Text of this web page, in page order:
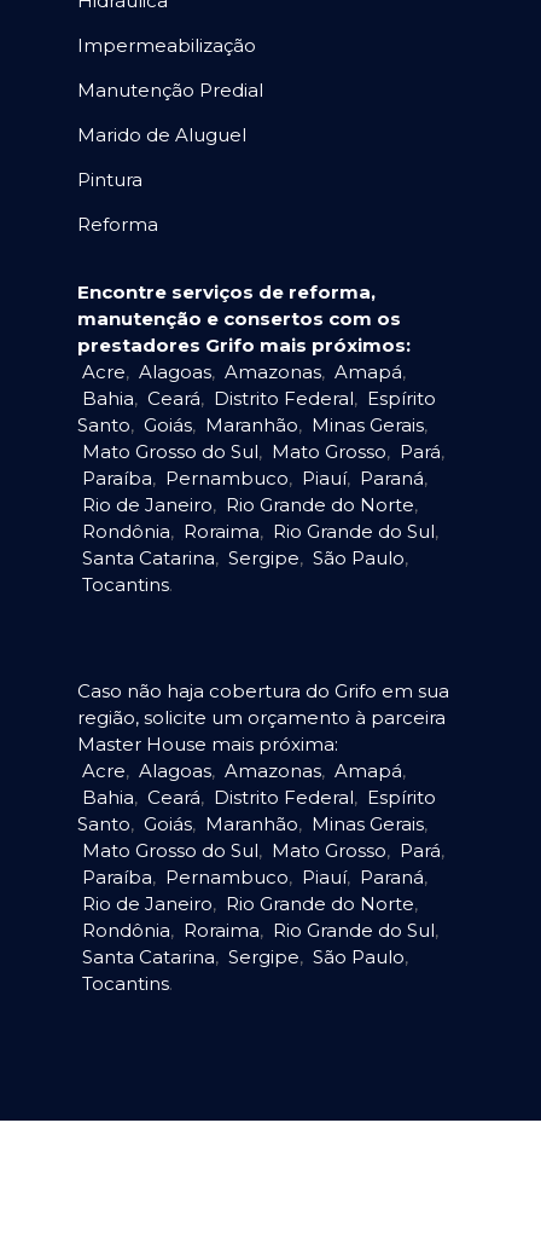
Impermeabilização
Manutenção Predial
Marido de Aluguel
Pintura
Reforma
Encontre serviços de reforma,
manutenção e consertos com os
prestadores Grifo mais próximos:
Acre, Alagoas, Amazonas, Amapá,
Bahia, Ceará, Distrito Federal, Espírito
Santo, Goiás, Maranhão, Minas Gerais,
Mato Grosso do Sul, Mato Grosso, Pará,
Paraíba, Pernambuco, Piauí, Paraná,
Rio de Janeiro, Rio Grande do Norte,
Rondônia, Roraima, Rio Grande do Sul,
Santa Catarina, Sergipe, São Paulo,
Tocantins.
Caso não haja cobertura do Grifo em sua
região, solicite um orçamento à parceira
Master House mais próxima:
Acre, Alagoas, Amazonas, Amapá,
Bahia, Ceará, Distrito Federal, Espírito
Santo, Goiás, Maranhão, Minas Gerais,
Mato Grosso do Sul, Mato Grosso, Pará,
Paraíba, Pernambuco, Piauí, Paraná,
Rio de Janeiro, Rio Grande do Norte,
Rondônia, Roraima, Rio Grande do Sul,
Santa Catarina, Sergipe, São Paulo,
Tocantins.